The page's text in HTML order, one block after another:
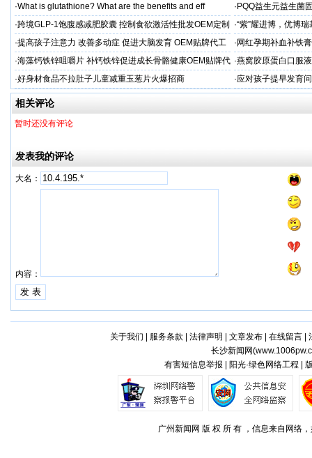
纳》带你走进小小世界
新潮流
·What is glutathione? What are the benefits and eff · PQQ益生元益生菌
粉贴牌代加工
·跨境GLP-1饱腹感减肥胶囊 控制食欲激活性批发OEM定制 ·“紫”耀进博，优博
·提高孩子注意力 改善多动症 促进大脑发育 OEM贴牌代工 · 网红孕期补血补铁
经验
·海藻钙铁锌咀嚼片 补钙铁锌促进成长骨骼健康OEM贴牌代
加工
·燕窝胶原蛋白口服
牌
·好身材食品不拉肚子儿童减重玉葱片火爆招商 ·应对孩子提早发育
答案
相关评论
暂时还没有评论
发表我的评论
大名：
内容：
关于我们 服务条款 法律声明 文章发布| 在线留言|
长沙新闻网(
有害短信息举报 | 阳光·绿色网络工程 |
广州新闻网 版 权 所 有 ，信息来自网络